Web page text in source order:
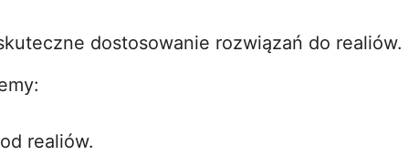
dostosowanie rozwiązań do realiów.
realiów.